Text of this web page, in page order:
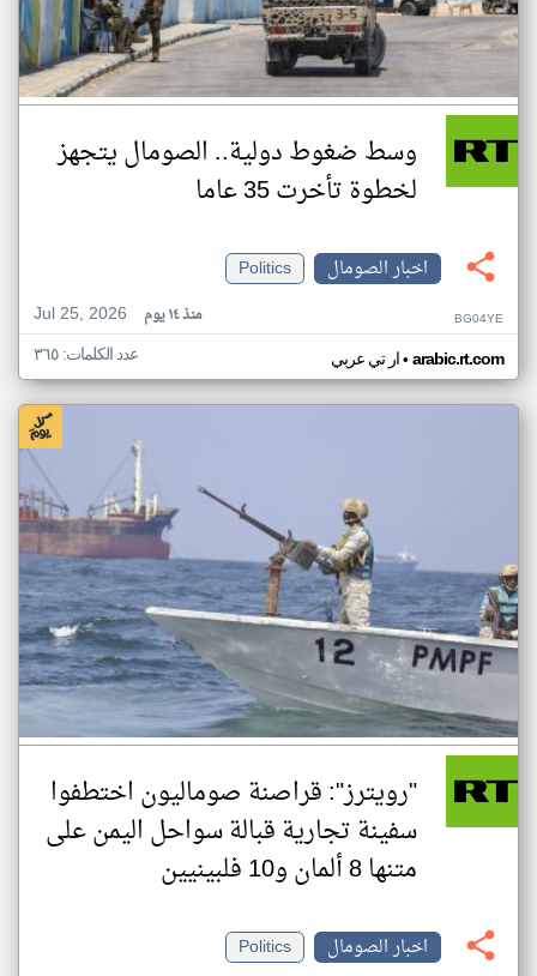
وسط ضغوط دولية.. الصومال يتجهز
لخطوة تأخرت 35 عاما
اخبار الصومال
Politics
Jul 25, 2026
منذ ١٤ يوم BG04YE
ار تي عربي• arabic.rt.com عدد الكلمات: ٣٦٥
"رويترز": قراصنة صوماليون اختطفوا
سفينة تجارية قبالة سواحل اليمن على
متنها 8 ألمان و10 فلبينيين
اخبار الصومال
Politics